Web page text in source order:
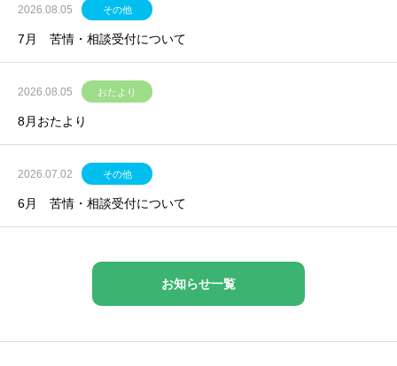
2026.08.05 その他
7月 苦情・相談受付について
2026.08.05 おたより
8月おたより
2026.07.02 その他
6月 苦情・相談受付について
お知らせ一覧